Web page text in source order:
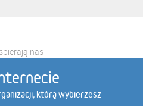
nas
elcartel.pl
którą wybierzesz